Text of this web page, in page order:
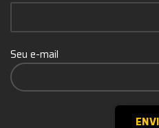
Seu e-mail